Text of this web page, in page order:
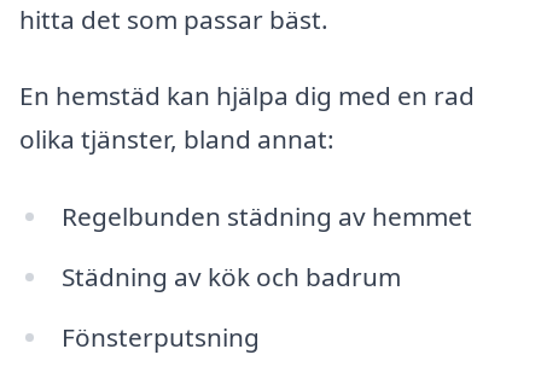
hitta det som passar bäst.
En hemstäd kan hjälpa dig med en rad
olika tjänster, bland annat:
Regelbunden städning av hemmet
Städning av kök och badrum
Fönsterputsning